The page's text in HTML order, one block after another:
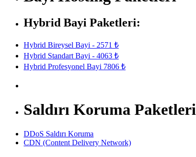
Hybrid Bayi Paketleri:
Hybrid Bireysel Bayi - 2571 ₺
Hybrid Standart Bayi - 4063 ₺
Hybrid Profesyonel Bayi 7806 ₺
Saldırı Koruma Paketleri
DDoS Saldırı Koruma
CDN (Content Delivery Network)